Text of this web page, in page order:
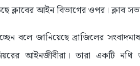
ক্লাবের আইন বিভাগের ওপর। ক্লাব
বলে জানিয়েছে ব্রাজিলের
আইনজীবীরা। তারা একটি